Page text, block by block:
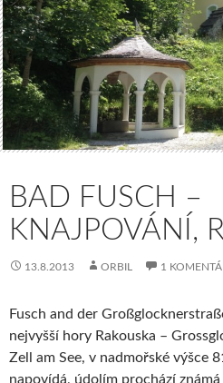
BAD FUSCH –
KNAJPOVÁNÍ,
13.8.2013 ORBIL 1
Fusch and der
nejvyšší hory Rakouska –
Zell am See, v nadmořské výšce
napovídá, údolím prochází